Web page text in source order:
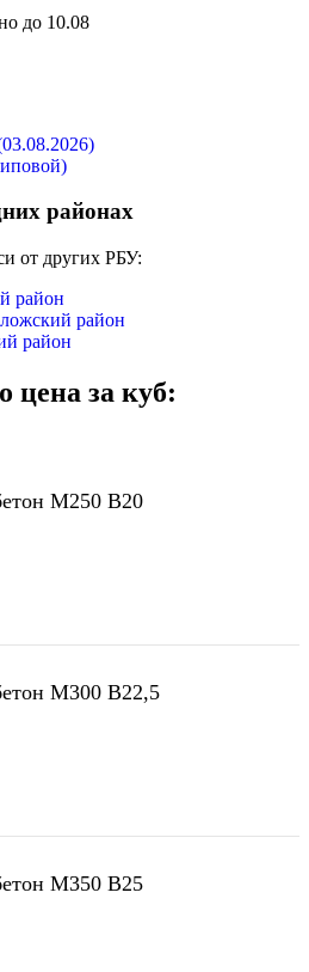
до 10.08
районах
от других РБУ:
район
район
район
цена за куб:
М250 В20
М300 В22,5
М350 В25